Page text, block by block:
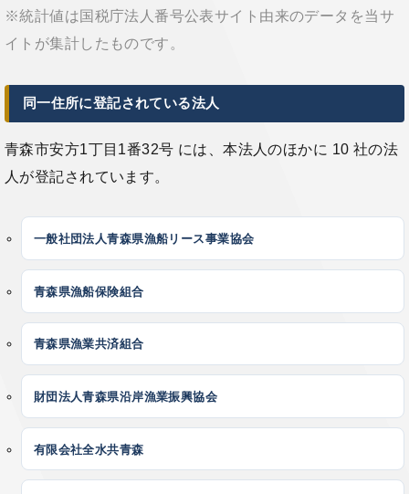
※統計値は国税庁法人番号公表サイト由来のデータを当サ
イトが集計したものです。
同一住所に登記されている法人
青森市安方1丁目1番32号 には、本法人のほかに 10 社の法
人が登記されています。
一般社団法人青森県漁船リース事業協会
青森県漁船保険組合
青森県漁業共済組合
財団法人青森県沿岸漁業振興協会
有限会社全水共青森